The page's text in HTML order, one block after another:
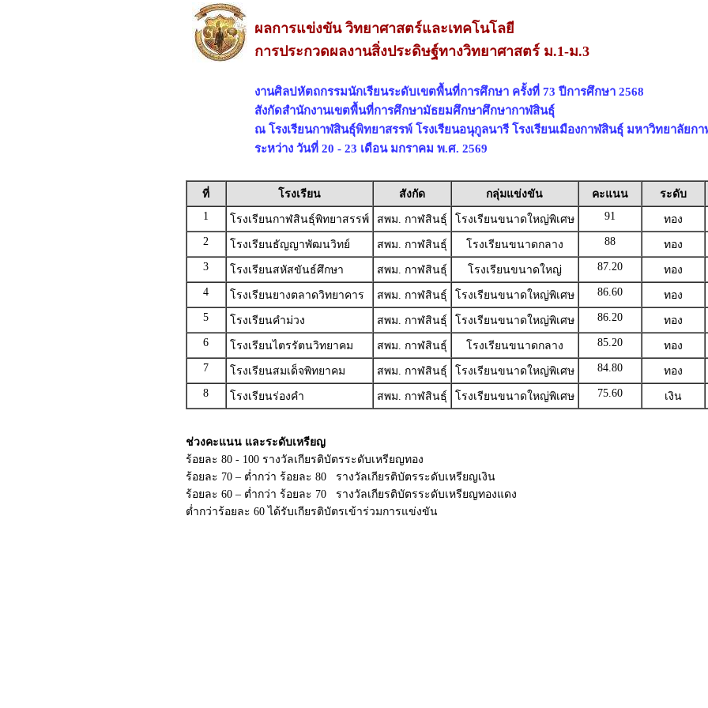
ผลการแข่งขัน วิทยาศาสตร์และเทคโนโลยี
การประกวดผลงานสิ่งประดิษฐ์ทางวิทยาศาสตร์ ม.1-ม.3
งานศิลปหัตถกรรมนักเรียนระดับเขตพื้นที่การศึกษา ครั้งที่ 73 ปีการศึกษา 2568
สังกัดสำนักงานเขตพื้นที่การศึกษามัธยมศึกษาศึกษากาฬสินธุ์
ณ โรงเรียนกาฬสินธุ์พิทยาสรรพ์ โรงเรียนอนุกูลนารี โรงเรียนเมืองกาฬสินธุ์ มหาวิทยาลัยก
ระหว่าง วันที่ 20 - 23 เดือน มกราคม พ.ศ. 2569
ที่ โรงเรียน สังกัด กลุ่มแข่งขัน คะแนน
ระดับ
1
โรงเรียนกาฬสินธุ์พิทยาสรรพ์ สพม. กาฬสินธุ์ โรงเรียนขนาดใหญ่พิเศษ 91
ทอง
2
โรงเรียนธัญญาพัฒนวิทย์ สพม. กาฬสินธุ์ โรงเรียนขนาดกลาง 88
ทอง
3
โรงเรียนสหัสขันธ์ศึกษา สพม. กาฬสินธุ์ โรงเรียนขนาดใหญ่ 87.20
ทอง
4
โรงเรียนยางตลาดวิทยาคาร สพม. กาฬสินธุ์ โรงเรียนขนาดใหญ่พิเศษ 86.60
ทอง
5
โรงเรียนคำม่วง สพม. กาฬสินธุ์ โรงเรียนขนาดใหญ่พิเศษ 86.20
ทอง
6
โรงเรียนไตรรัตนวิทยาคม สพม. กาฬสินธุ์ โรงเรียนขนาดกลาง 85.20
ทอง
7
โรงเรียนสมเด็จพิทยาคม สพม. กาฬสินธุ์ โรงเรียนขนาดใหญ่พิเศษ 84.80
ทอง
8
โรงเรียนร่องคำ สพม. กาฬสินธุ์ โรงเรียนขนาดใหญ่พิเศษ 75.60 เงิน
ช่วงคะแนน และระดับเหรียญ
ร้อยละ 80 - 100 รางวัลเกียรติบัตรระดับเหรียญทอง
ร้อยละ 70 – ต่ำกว่า ร้อยละ 80 รางวัลเกียรติบัตรระดับเหรียญเงิน
ร้อยละ 60 – ต่ำกว่า ร้อยละ 70 รางวัลเกียรติบัตรระดับเหรียญทองแดง
ต่ำกว่าร้อยละ 60 ได้รับเกียรติบัตรเข้าร่วมการแข่งขัน